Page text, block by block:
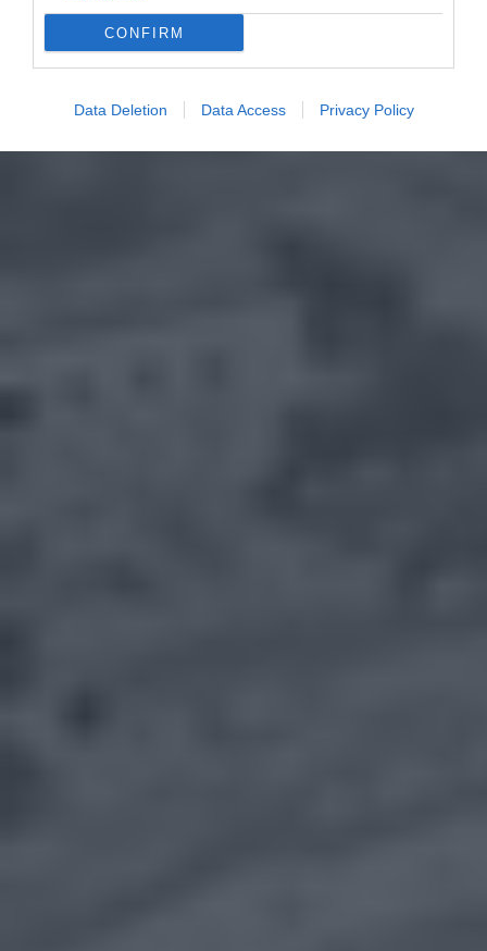
CONFIRM
Data Deletion Data Access Privacy Policy